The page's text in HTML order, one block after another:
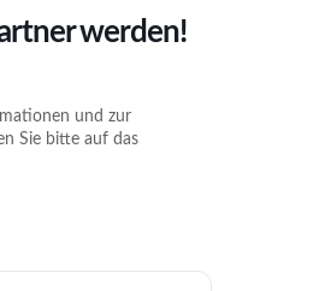
werden!
und zur
Sie bitte auf das